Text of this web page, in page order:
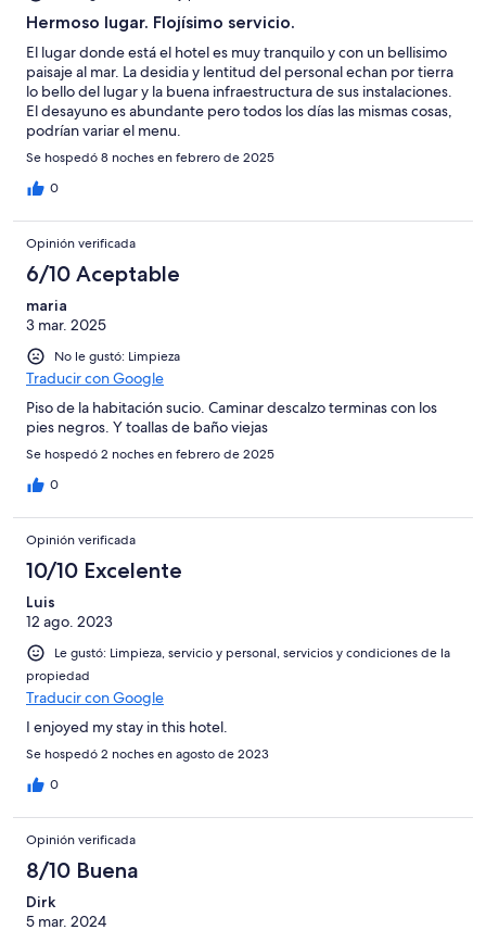
Hermoso lugar. Flojísimo servicio.
El lugar donde está el hotel es muy tranquilo y con un bellisimo
paisaje al mar. La desidia y lentitud del personal echan por tierra
lo bello del lugar y la buena infraestructura de sus instalaciones.
El desayuno es abundante pero todos los días las mismas cosas,
podrían variar el menu.
Se hospedó 8 noches en febrero de 2025
0
Opinión verificada
6/10 Aceptable
maria
3 mar. 2025
No le gustó: Limpieza
Traducir con Google
Piso de la habitación sucio. Caminar descalzo terminas con los
pies negros. Y toallas de baño viejas
Se hospedó 2 noches en febrero de 2025
0
Opinión verificada
10/10 Excelente
Luis
12 ago. 2023
Le gustó: Limpieza, servicio y personal, servicios y condiciones de la
propiedad
Traducir con Google
I enjoyed my stay in this hotel.
Se hospedó 2 noches en agosto de 2023
0
Opinión verificada
8/10 Buena
Dirk
5 mar. 2024